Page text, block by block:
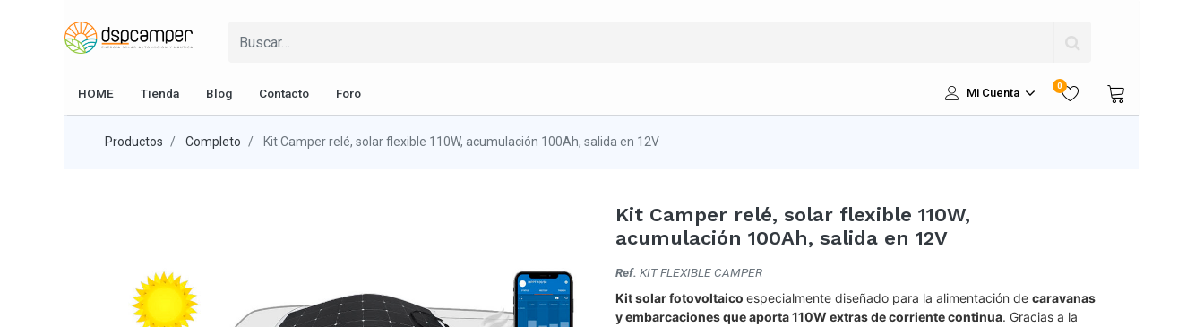
HOME Tienda Blog Contacto Foro Mi Cuenta
0
Productos Completo Kit Camper relé, solar flexible 110W, acumulación 100Ah, salida en 12V
Kit Camper relé, solar flexible 110W,
acumulación 100Ah, salida en 12V
Ref. KIT FLEXIBLE CAMPER
Kit solar fotovoltaico especialmente diseñado para la alimentación de caravanas
y embarcaciones que aporta 110W extras de corriente continua. Gracias a la